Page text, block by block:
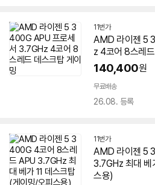
11번가
AMD 라이젠 5
z 4코어 8스레
140,400원
무료배송
26.08. 등록
11번가
AMD 라이젠 5
3.7GHz 최대 베
스용)